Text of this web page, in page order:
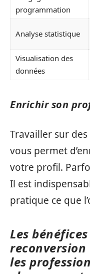
programmation
Analyse statistique
Visualisation des
données
Enrichir son
Travailler sur
vous permet
votre profil.
Il est
pratique ce que
Les
les